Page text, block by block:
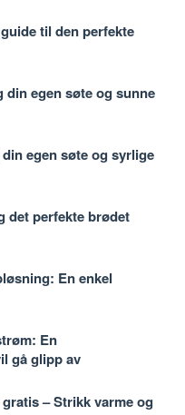
til den perfekte
egen søte og sunne
egen søte og syrlige
det perfekte brødet
En enkel
En
gå glipp av
– Strikk varme og